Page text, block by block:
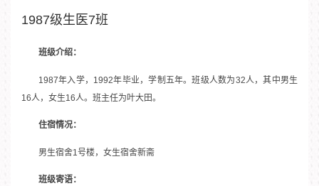
1987级生医7班
班级介绍：
1987年入学，1992年毕业，学制五年。班级人数为32人，其中男生
16人，女生16人。班主任为叶大田。
住宿情况：
男生宿舍1号楼，女生宿舍新斋
班级寄语：